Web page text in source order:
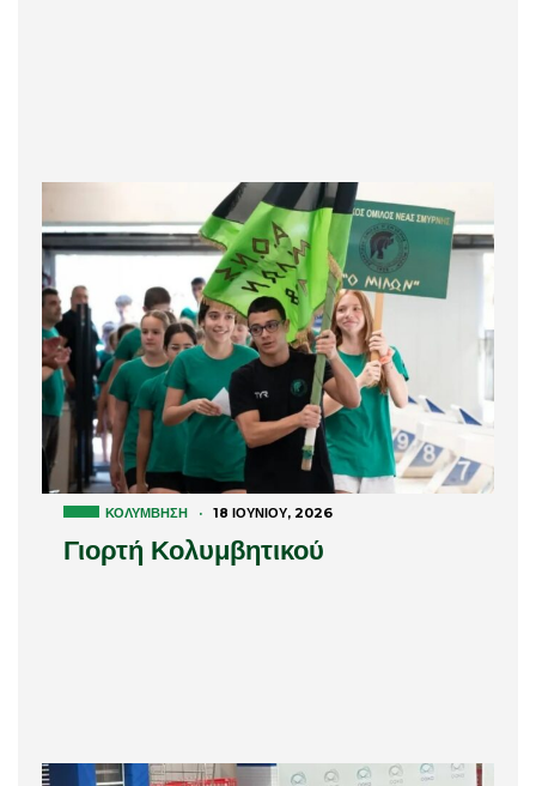
ΚΟΛΎΜΒΗΣΗ · 18 ΙΟΥΝΊΟΥ, 2026
Γιορτή Κολυμβητικού